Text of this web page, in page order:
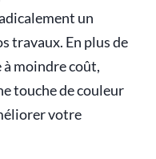
un
travaux. En plus de
moindre coût,
touche de couleur
votre